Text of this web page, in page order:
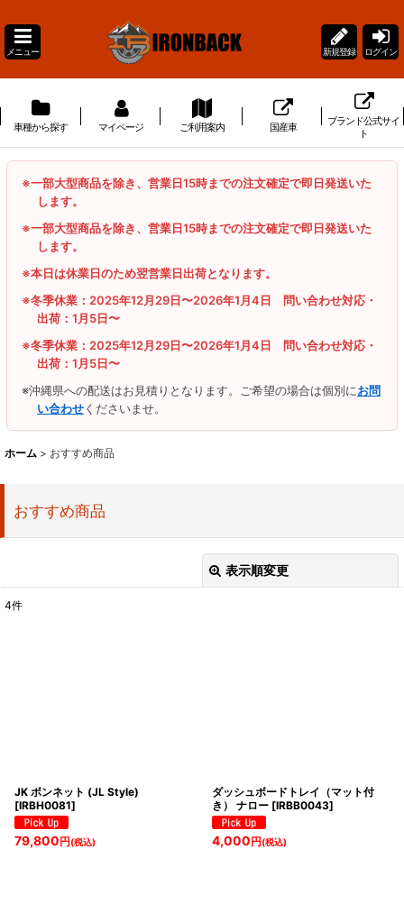
メニュー 新規登録 ログイン
車種から探す マイページ ご利用案内 国産車
ブランド公式サイ
ト
※一部大型商品を除き、営業日15時までの注文確定で即日発送いた
します。
※一部大型商品を除き、営業日15時までの注文確定で即日発送いた
します。
※本日は休業日のため翌営業日出荷となります。
※冬季休業：2025年12月29日〜2026年1月4日 問い合わせ対応・
出荷：1月5日〜
※冬季休業：2025年12月29日〜2026年1月4日 問い合わせ対応・
出荷：1月5日〜
※沖縄県への配送はお見積りとなります。ご希望の場合は個別にお問
い合わせくださいませ。
ホーム > おすすめ商品
おすすめ商品
表示順変更
4件
JK ボンネット (JL Style)
[IRBH0081]
79,800 円 (税込)
ダッシュボードトレイ（マット付
き） ナロー [IRBB0043]
4,000 円 (税込)